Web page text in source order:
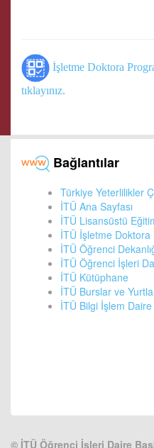
İşletme Doktora
tıklayınız.
Bağlantılar
Türkiye Yeterlilikler
İTÜ Ana Sayfası
İTÜ Lisansüstü
İTÜ İşletme Doktora
İTÜ Öğrenci
İTÜ Öğrenci İşleri
İTÜ Kütüphane
İTÜ Burslar ve
İTÜ Bilgi İşlem Daire
© İTÜ Öğrenci İşleri Daire